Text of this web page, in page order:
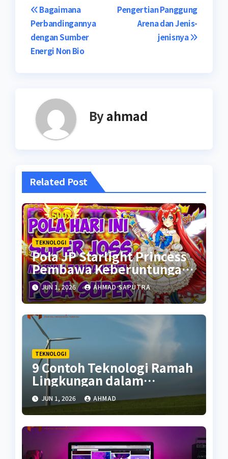
Navigasi
pos
Pengertian Panggung
Arena dan Jenis-
jenisnya
Bagaimana
Perbandingannya
dengan Sumber
Energi Non Bio
Byahmad
Related Post
TEKNOLOGI
Pola JP Starlight Princess
Pembawa Keberuntungan
Awal Tahun 2024
JUN 1, 2026 AHMAD SAPUTRA
TEKNOLOGI
9 Contoh Teknologi Ramah
Lingkungan dalam
Kehidupan
JUN 1, 2026 AHMAD